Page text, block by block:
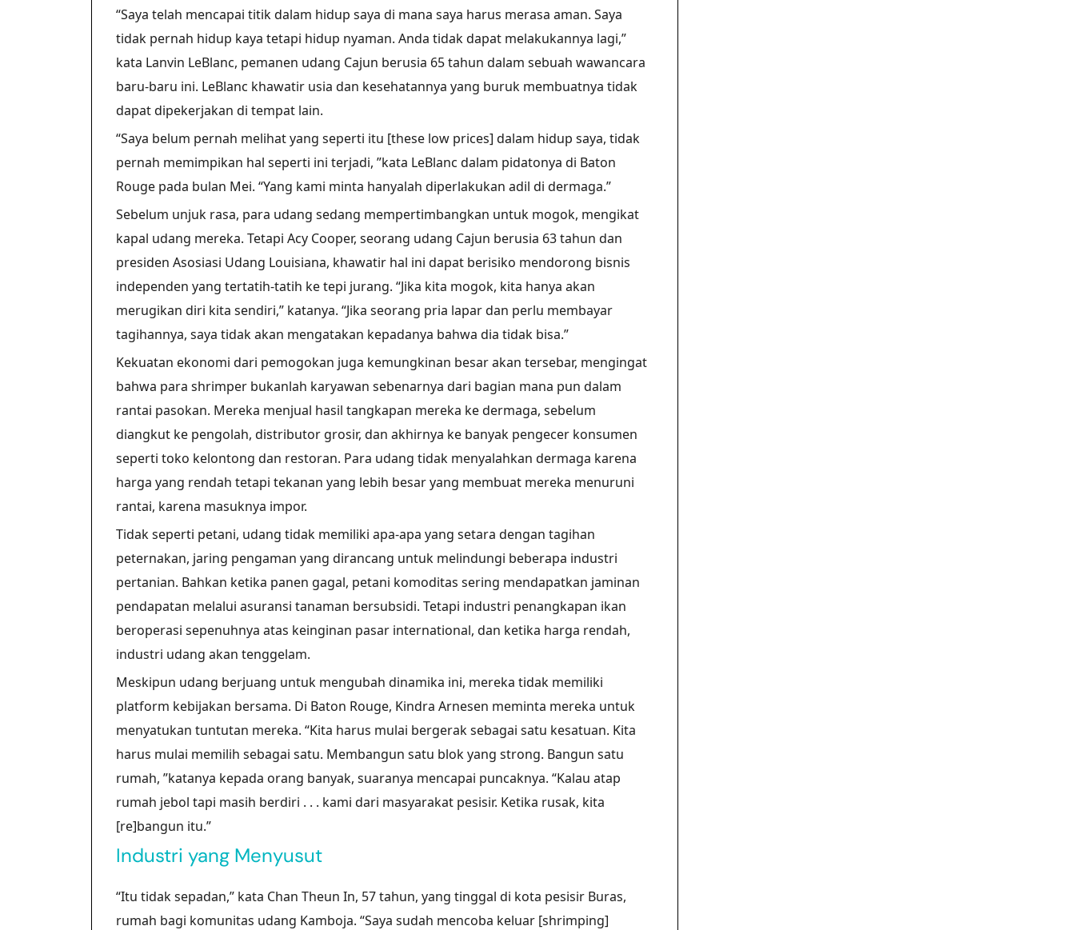
“Saya telah mencapai titik dalam hidup saya di mana saya harus merasa aman. Saya
tidak pernah hidup kaya tetapi hidup nyaman. Anda tidak dapat melakukannya lagi,”
kata Lanvin LeBlanc, pemanen udang Cajun berusia 65 tahun dalam sebuah wawancara
baru-baru ini. LeBlanc khawatir usia dan kesehatannya yang buruk membuatnya tidak
dapat dipekerjakan di tempat lain.
“Saya belum pernah melihat yang seperti itu [these low prices] dalam hidup saya, tidak
pernah memimpikan hal seperti ini terjadi, ”kata LeBlanc dalam pidatonya di Baton
Rouge pada bulan Mei. “Yang kami minta hanyalah diperlakukan adil di dermaga.”
Sebelum unjuk rasa, para udang sedang mempertimbangkan untuk mogok, mengikat
kapal udang mereka. Tetapi Acy Cooper, seorang udang Cajun berusia 63 tahun dan
presiden Asosiasi Udang Louisiana, khawatir hal ini dapat berisiko mendorong bisnis
independen yang tertatih-tatih ke tepi jurang. “Jika kita mogok, kita hanya akan
merugikan diri kita sendiri,” katanya. “Jika seorang pria lapar dan perlu membayar
tagihannya, saya tidak akan mengatakan kepadanya bahwa dia tidak bisa.”
Kekuatan ekonomi dari pemogokan juga kemungkinan besar akan tersebar, mengingat
bahwa para shrimper bukanlah karyawan sebenarnya dari bagian mana pun dalam
rantai pasokan. Mereka menjual hasil tangkapan mereka ke dermaga, sebelum
diangkut ke pengolah, distributor grosir, dan akhirnya ke banyak pengecer konsumen
seperti toko kelontong dan restoran. Para udang tidak menyalahkan dermaga karena
harga yang rendah tetapi tekanan yang lebih besar yang membuat mereka menuruni
rantai, karena masuknya impor.
Tidak seperti petani, udang tidak memiliki apa-apa yang setara dengan tagihan
peternakan, jaring pengaman yang dirancang untuk melindungi beberapa industri
pertanian. Bahkan ketika panen gagal, petani komoditas sering mendapatkan jaminan
pendapatan melalui asuransi tanaman bersubsidi. Tetapi industri penangkapan ikan
beroperasi sepenuhnya atas keinginan pasar international, dan ketika harga rendah,
industri udang akan tenggelam.
Meskipun udang berjuang untuk mengubah dinamika ini, mereka tidak memiliki
platform kebijakan bersama. Di Baton Rouge, Kindra Arnesen meminta mereka untuk
menyatukan tuntutan mereka. “Kita harus mulai bergerak sebagai satu kesatuan. Kita
harus mulai memilih sebagai satu. Membangun satu blok yang strong. Bangun satu
rumah, ”katanya kepada orang banyak, suaranya mencapai puncaknya. “Kalau atap
rumah jebol tapi masih berdiri . . . kami dari masyarakat pesisir. Ketika rusak, kita
[re]bangun itu.”
Industri yang Menyusut
“Itu tidak sepadan,” kata Chan Theun In, 57 tahun, yang tinggal di kota pesisir Buras,
rumah bagi komunitas udang Kamboja. “Saya sudah mencoba keluar [shrimping]